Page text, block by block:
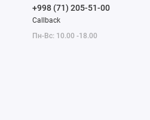
+998 (71) 205-51-00
Callback
Пн-Вс: 10.00 -18.00